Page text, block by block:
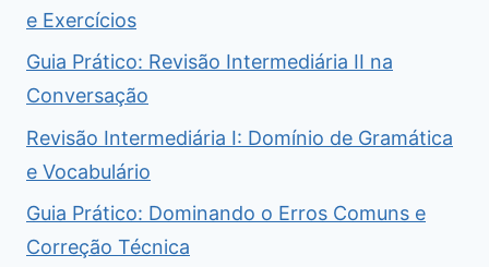
e Exercícios
Guia Prático: Revisão Intermediária II na
Conversação
Revisão Intermediária I: Domínio de Gramática
e Vocabulário
Guia Prático: Dominando o Erros Comuns e
Correção Técnica